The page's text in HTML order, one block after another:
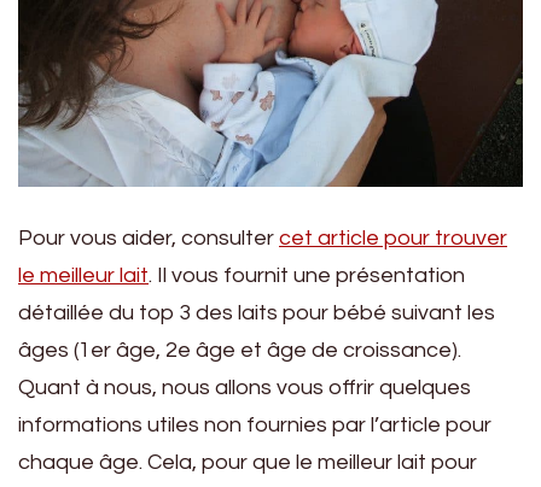
Pour vous aider, consulter cet article pour trouver
le meilleur lait. Il vous fournit une présentation
détaillée du top 3 des laits pour bébé suivant les
âges (1er âge, 2e âge et âge de croissance).
Quant à nous, nous allons vous offrir quelques
informations utiles non fournies par l’article pour
chaque âge. Cela, pour que le meilleur lait pour